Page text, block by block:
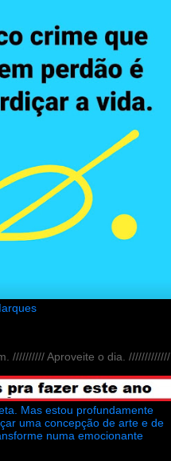
////////// Aproveite o dia. /////////////
Mas estou profundamente
uma concepção de arte e de
numa emocionante